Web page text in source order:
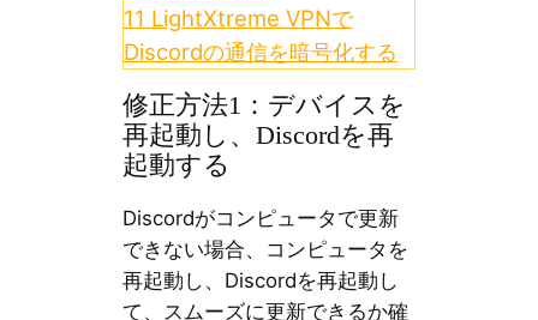
11 LightXtreme VPNで
Discordの通信を暗号化する
修正方法1：デバイスを
再起動し、Discordを再
起動する
Discordがコンピュータで更新
できない場合、コンピュータを
再起動し、Discordを再起動し
て、スムーズに更新できるか確